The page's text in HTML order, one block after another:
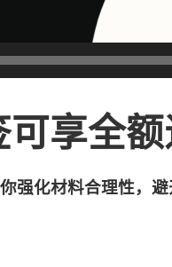
享全额
强化材料合理性，避